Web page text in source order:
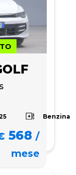
Benzina
568 /
mese